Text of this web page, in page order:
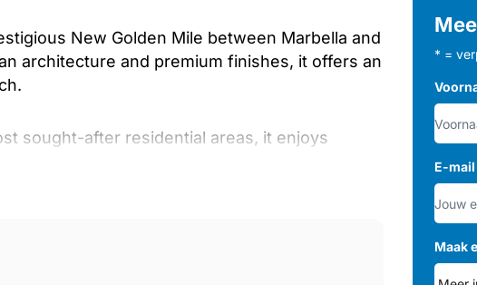
New Golden Mile between Marbella and
architecture and premium finishes, it offers an
sought-after residential areas, it enjoys
schools, and all essential amenities. The
a short drive away, making this an ideal
apartments and penthouses designed to
* =
E-mail
Maak